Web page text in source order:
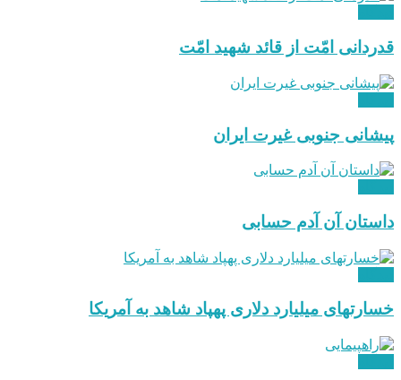
قدردانی امّت از قائد شهید امّت
پیشانی جنوبی غیرت ایران
داستان آن آدم حسابی
خسارتهای میلیارد دلاری پهپاد شاهد به آمریکا